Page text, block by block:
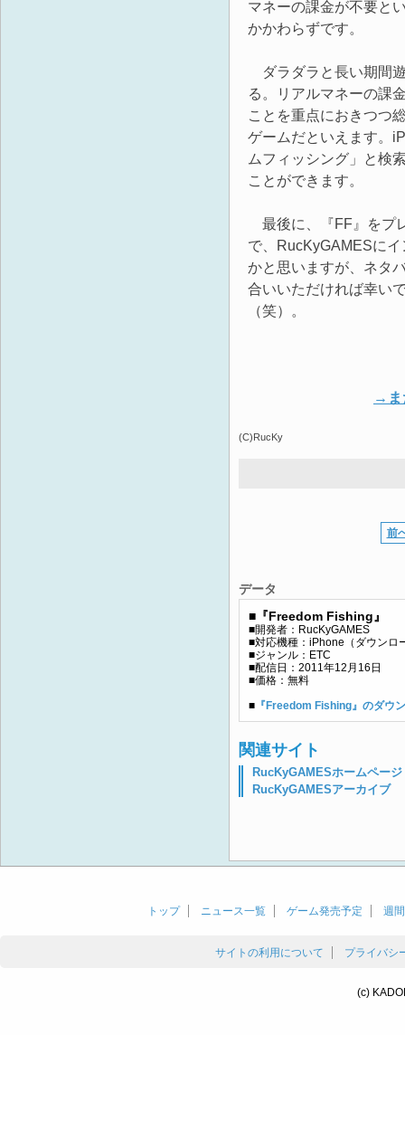
マネーの課金が不要と
かかわらずです。
ダラダラと長い期間
る。リアルマネーの課
ことを重点におきつつ
ゲームだといえます。
ムフィッシング」と検
ことができます。
最後に、『FF』をプ
で、RucKyGAMESに
かと思いますが、ネタ
合いいただければ幸い
（笑）。
→ま
(C)RucKy
前
データ
■『Freedom Fishing』
■開発者：RucKyGAMES
■対応機種：iPhone（ダウンロ
■ジャンル：ETC
■配信日：2011年12月16日
■価格：無料
■ 『Freedom Fishing』のダウ
関連サイト
RucKyGAMESホームページ
RucKyGAMESアーカイブ
トップ ニュース一覧 ゲーム発売予定 週
サイトの利用について プライバシ
(c)